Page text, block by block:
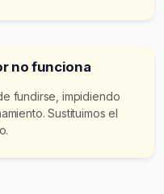
no funciona
fundirse, impidiendo
Sustituimos el